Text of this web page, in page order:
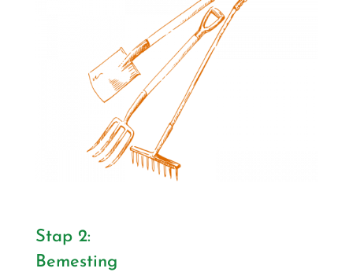
Stap 2:
Bemesting